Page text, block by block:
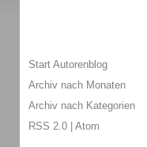
Start Autorenblog
Archiv nach Monaten
Archiv nach Kategorien
RSS 2.0 | Atom